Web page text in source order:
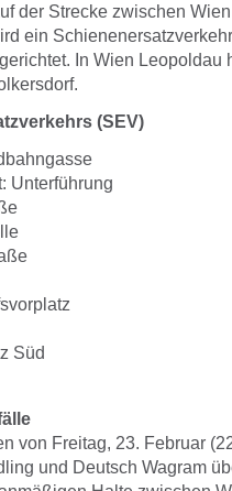
der Strecke zwischen
ein
In Wien Leopoldau
(SEV)
Unterführung
Süd
von Freitag, 23. Februar
und Deutsch Wagram